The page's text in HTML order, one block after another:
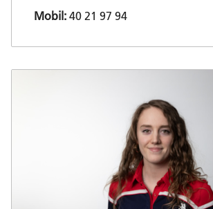
Mobil:40 21 97 94